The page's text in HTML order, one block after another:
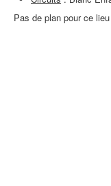
Pas de plan pour ce lieu